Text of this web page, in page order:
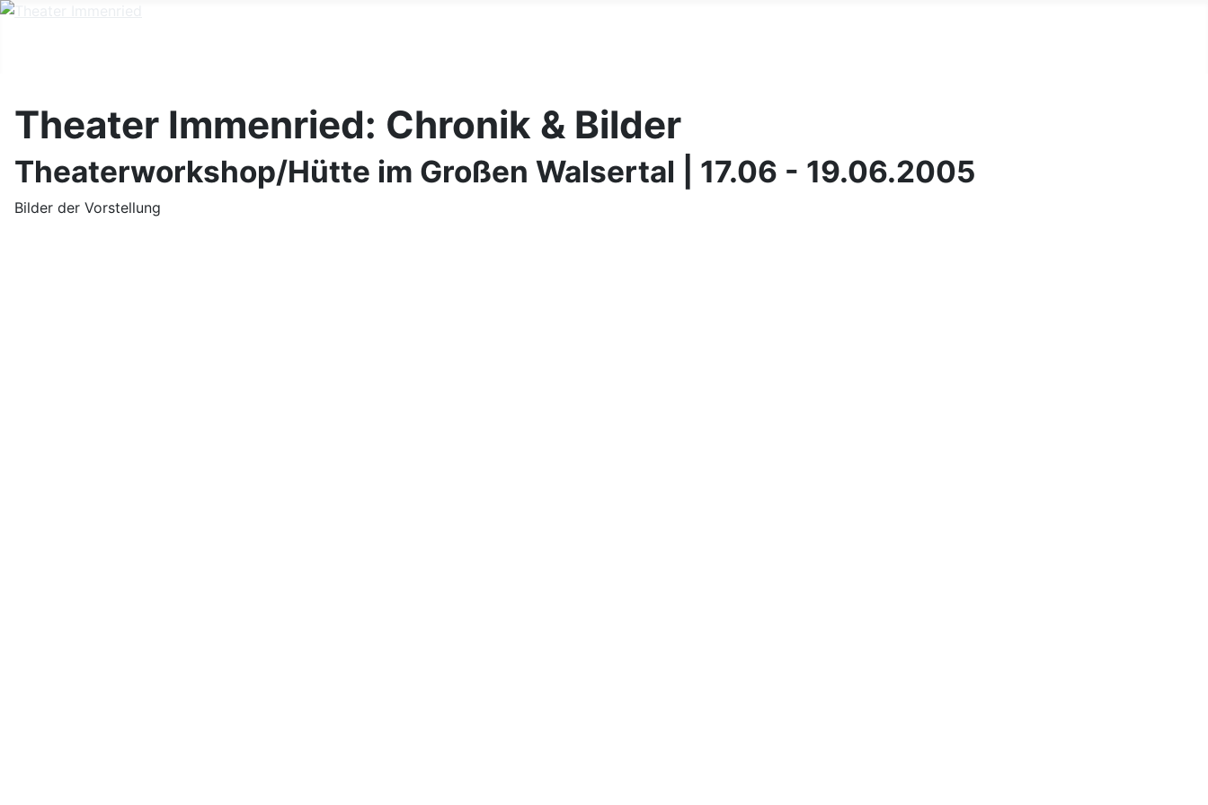
Theater Immenried: Chronik & Bilder
Theaterworkshop/Hütte im Großen Walsertal | 17.06 - 19.06.2005
Bilder der Vorstellung